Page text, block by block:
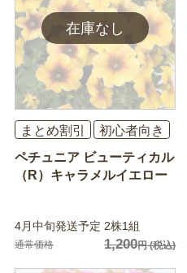
まとめ割引
初心者向き
ペチュニア ビューティカル
（R）キャラメルイエロー
4月中旬発送予定 2株1組
通常価格 1,200円(税込)